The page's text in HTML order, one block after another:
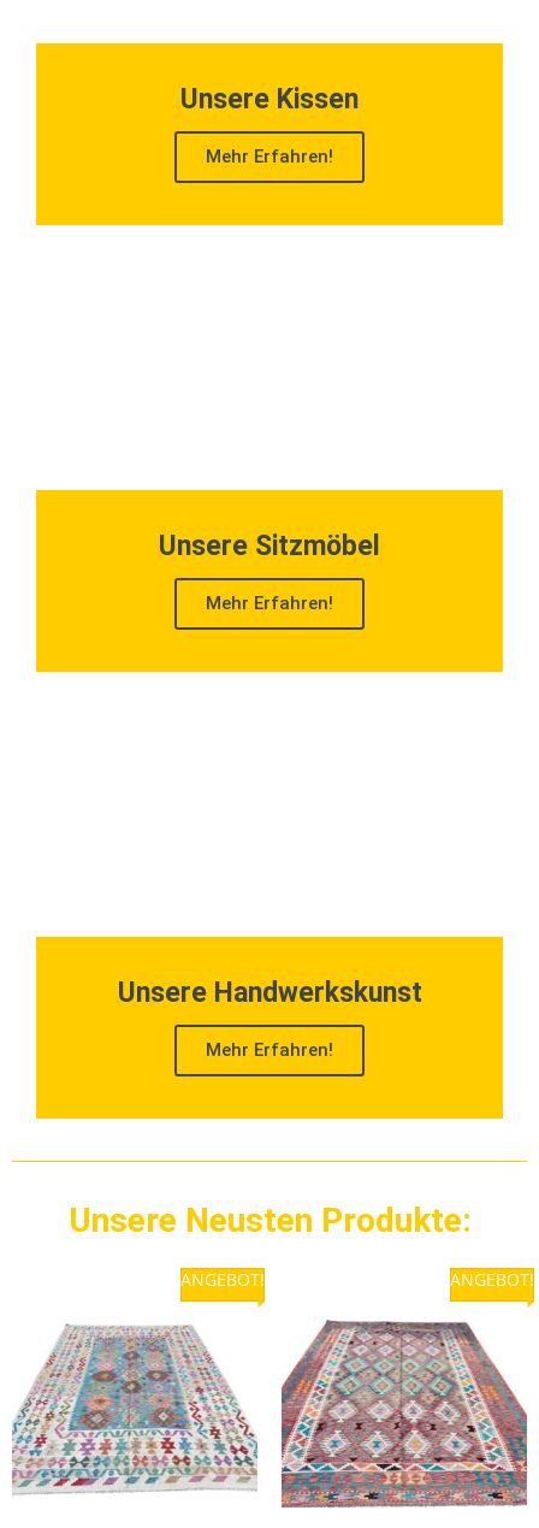
Unsere Kissen
Mehr Erfahren!
Unsere Sitzmöbel
Mehr Erfahren!
Unsere Handwerkskunst
Mehr Erfahren!
Unsere Neusten Produkte:
ANGEBOT! ANGEBOT!